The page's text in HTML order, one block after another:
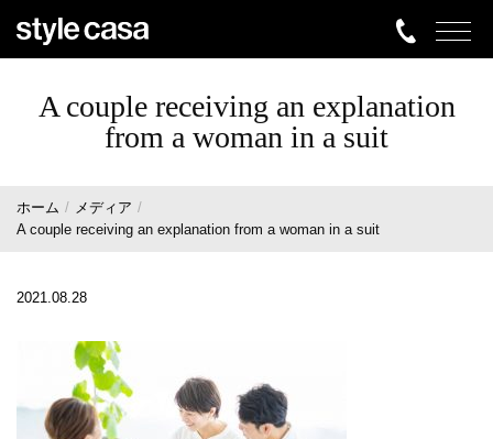
A couple receiving an explanation
from a woman in a suit
ホーム
メディア
A couple receiving an explanation from a woman in a suit
2021.08.28